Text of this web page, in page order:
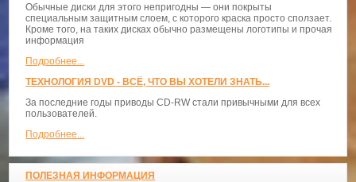
Обычные диски для этого непригодны — они покрыты
специальным защитным слоем, с которого краска просто сползает.
Кроме того, на таких дисках обычно размещены логотипы и прочая
информация
Подробнее...
ТЕХНОЛОГИЯ DVD - ВСЁ, ЧТО ВЫ ХОТЕЛИ ЗНАТЬ...
За последние годы приводы CD-RW стали привычными для всех
пользователей.
Подробнее...
ПОЛЕЗНАЯ ИНФОРМАЦИЯ